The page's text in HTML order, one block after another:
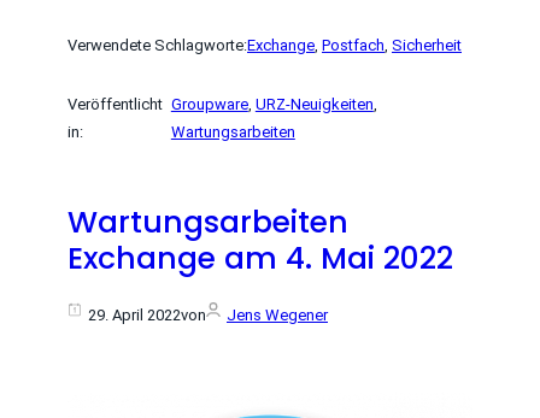
Verwendete Schlagworte:Exchange, Postfach, Sicherheit
Veröffentlicht
in:
Groupware, URZ-Neuigkeiten
Wartungsarbeiten
Wartungsarbeiten
Exchange am 4. Mai 2022
29. April 2022von Jens Wegener